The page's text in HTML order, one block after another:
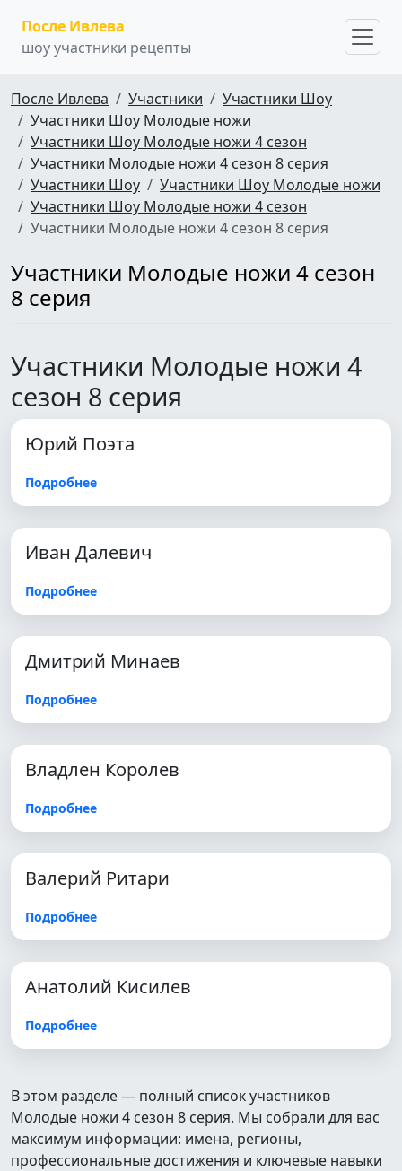
После Ивлева
шоу участники рецепты
После Ивлева Участники
Участники Шоу
Участники Шоу Молодые ножи
Участники Шоу Молодые ножи 4 сезон
Участники Молодые ножи 4 сезон 8 серия
Участники Шоу
Участники Шоу Молодые ножи
Участники Шоу Молодые ножи 4 сезон
Участники Молодые ножи 4 сезон 8 серия
Участники Молодые ножи 4 сезон
8 серия
Участники Молодые ножи 4
сезон 8 серия
Юрий Поэта
Подробнее
Иван Далевич
Подробнее
Дмитрий Минаев
Подробнее
Владлен Королев
Подробнее
Валерий Ритари
Подробнее
Анатолий Кисилев
Подробнее
В этом разделе — полный список участников
Молодые ножи 4 сезон 8 серия. Мы собрали для вас
максимум информации: имена, регионы,
профессиональные достижения и ключевые навыки